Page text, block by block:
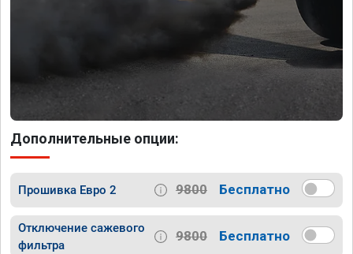
Дополнительные опции:
Прошивка Евро 2 9800 Бесплатно
Отключение сажевого
фильтра
9800 Бесплатно